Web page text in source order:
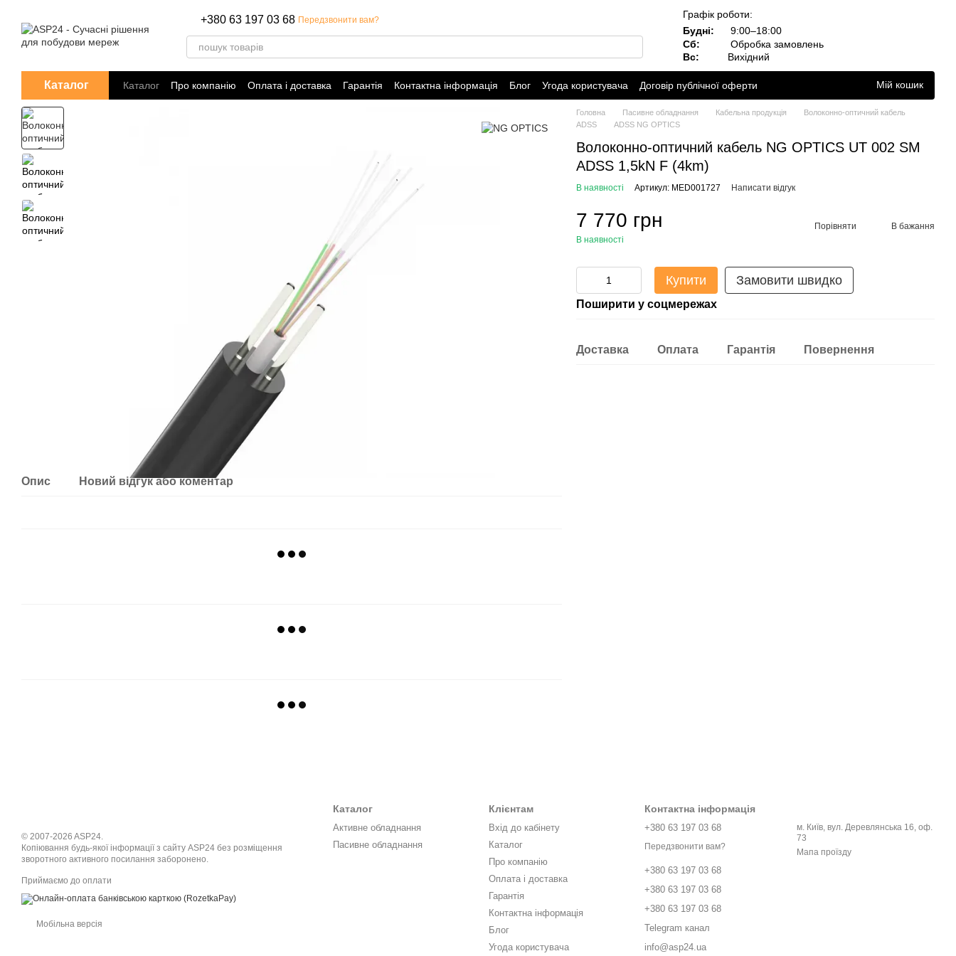
+380 63 197 03 68 Передзвонити вам?
Графік роботи:
Будні:
9:00–18:00
Сб:
Обробка замовлень
Вс:
Вихідний
Каталог Каталог Про компанію Оплата і доставка Гарантія Контактна інформація Блог Угода користувача
Договір публічної оферти
Політика конфіденційності
Мій кошик
Опис Новий відгук або коментар
Головна Пасивне обладнання Кабельна продукція
Волоконно-оптичний кабель
ADSS
ADSS NG OPTICS
Волоконно-оптичний кабель NG OPTICS UT 002 SM
ADSS 1,5kN F (4km)
В наявності Артикул: MED001727 Написати відгук
7 770 грн
В наявності
Порівняти В бажання
Купити Замовити швидко
Поширити у соцмережах
Доставка Оплата Гарантія Повернення
© 2007-2026 ASP24.
Копіювання будь-якої інформації з сайту ASP24 без розміщення
зворотного активного посилання заборонено.
Приймаємо до оплати
Мобільна версія
Каталог
Активне обладнання
Пасивне обладнання
Клієнтам
Вхід до кабінету
Каталог
Про компанію
Оплата і доставка
Гарантія
Контактна інформація
Блог
Угода користувача
Контактна інформація
+380 63 197 03 68
Передзвонити вам?
+380 63 197 03 68
+380 63 197 03 68
+380 63 197 03 68
Telegram канал
info@asp24.ua
м. Київ, вул. Деревлянська 16, оф.
73
Мапа проїзду